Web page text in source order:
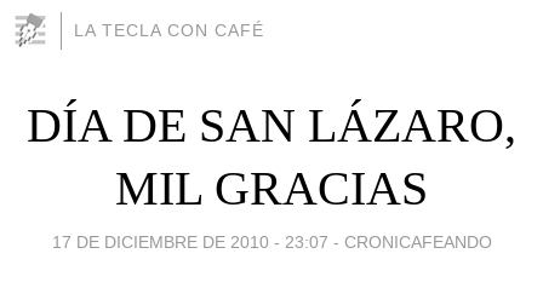
LA TECLA CON CAFÉ
DÍA DE SAN LÁZARO,
MIL GRACIAS
17 DE DICIEMBRE DE 2010 - 23:07 - CRONICAFEANDO